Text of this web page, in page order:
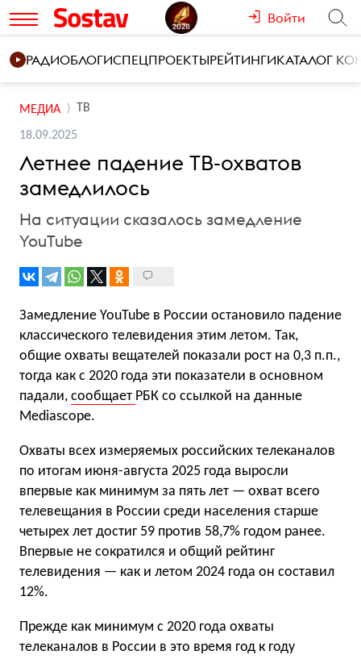
Войти
РАДИОБЛОГИСПЕЦПРОЕКТЫРЕЙТИНГИКАТАЛОГ
МЕДИА ТВ
18.09.2025
Летнее падение ТВ-охватов
замедлилось
На ситуации сказалось замедление
YouTube
Замедление YouTube в России остановило падение
классического телевидения этим летом. Так,
общие охваты вещателей показали рост на 0,3 п.п.,
тогда как с 2020 года эти показатели в основном
падали, сообщает РБК со ссылкой на данные
Mediascope.
Охваты всех измеряемых российских телеканалов
по итогам июня-августа 2025 года выросли
впервые как минимум за пять лет — охват всего
телевещания в России среди населения старше
четырех лет достиг 59 против 58,7% годом ранее.
Впервые не сократился и общий рейтинг
телевидения — как и летом 2024 года он составил
12%.
Прежде как минимум с 2020 года охваты
телеканалов в России в это время год к году